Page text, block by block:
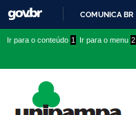
COMUNICA BR
conteúdo
menu
superior
menu
Ir para o conteúdo 1 Ir para o menu 2